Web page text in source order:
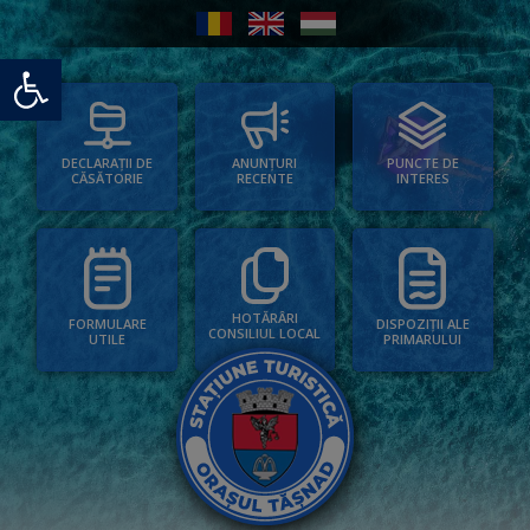
Deschide bara de unelte
DECLARAȚII DE
CĂSĂTORIE
ANUNȚURI
RECENTE
PUNCTE DE
INTERES
FORMULARE
UTILE
HOTĂRÂRI
CONSILIUL LOCAL
DISPOZIȚII ALE
PRIMARULUI